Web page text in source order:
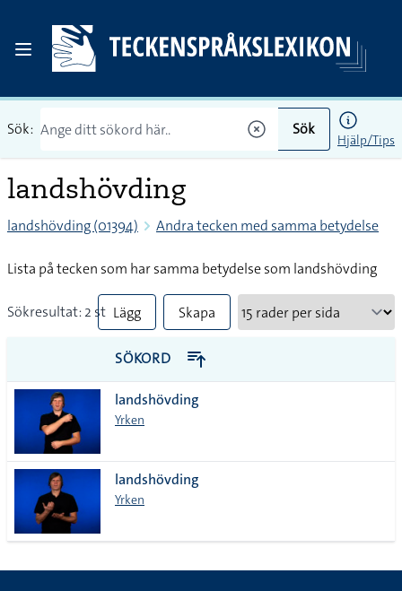
Sök: Sök
Hjälp/Tips
landshövding
landshövding (01394) Andra tecken med samma betydelse
Lista på tecken som har samma betydelse som landshövding
Sökresultat: 2 st Lägg
till
alla i
lista
Skapa
PDF
SÖKORD
landshövding
Yrken
landshövding
Yrken